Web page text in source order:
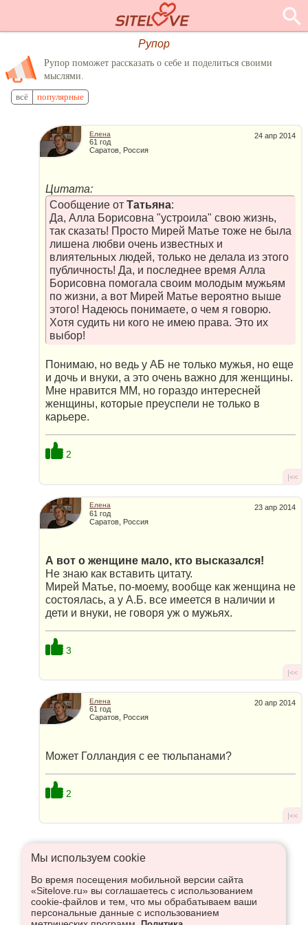
Рупор
Рупор поможет рассказать о себе и поделиться своими
мыслями.
всё популярные
24 апр 2014
Елена
61 год
Саратов, Россия
Цитата:
Сообщение от Татьяна:
Да, Алла Борисовна "устроила" свою жизнь,
так сказать! Просто Мирей Матье тоже не была
лишена любви очень известных и
влиятельных людей, только не делала из этого
публичность! Да, и последнее время Алла
Борисовна помогала своим молодым мужьям
по жизни, а вот Мирей Матье вероятно выше
этого! Надеюсь понимаете, о чем я говорю.
Хотя судить ни кого не имею права. Это их
выбор!
Понимаю, но ведь у АБ не только мужья, но еще
и дочь и внуки, а это очень важно для женщины.
Мне нравится ММ, но гораздо интересней
женщины, которые преуспели не только в
карьере.
2
|<<
23 апр 2014
Елена
61 год
Саратов, Россия
А вот о женщине мало, кто высказался!
Не знаю как вставить цитату.
Мирей Матье, по-моему, вообще как женщина не
состоялась, а у А.Б. все имеется в наличии и
дети и внуки, не говоря уж о мужьях.
3
|<<
20 апр 2014
Елена
61 год
Саратов, Россия
Может Голландия с ее тюльпанами?
2
|<<
Что высказаться в Рупор, необходимо войти или
зарегистрироваться:
Мы используем сookie
Во время посещения мобильной версии сайта
«Sitelove.ru» вы соглашаетесь с использованием
cookie-файлов и тем, что мы обрабатываем ваши
персональные данные с использованием